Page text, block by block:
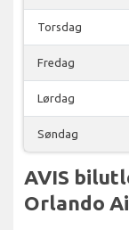
Torsdag
Fredag
Lørdag
Søndag
AVIS
Orlando